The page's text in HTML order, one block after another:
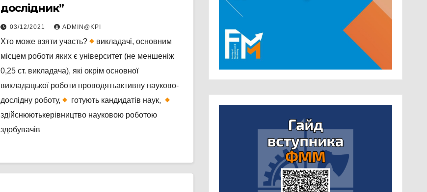
дослідник”
03/12/2021 ADMIN@KPI
Хто може взяти участь?
викладачі, основним
місцем роботи яких є університет (не меншеніж
0,25 ст. викладача), які окрім основної
викладацької роботи проводятьактивну науково-
дослідну роботу,
готують кандидатів наук,
здійснюютькерівництво науковою роботою
здобувачів